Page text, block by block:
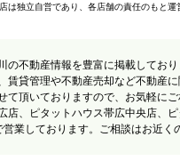
は独立自営であり、各店舗の責任のもと運
の不動産情報を豊富に掲載してお
賃貸管理や不動産売却など不動産
て頂いておりますので、お気軽にご
店、ピタットハウス帯広中央店、
業しております。ご相談はお近く